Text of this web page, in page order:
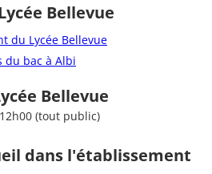
Bellevue
du Lycée Bellevue
du bac à Albi
Bellevue
(tout public)
dans l'établissement